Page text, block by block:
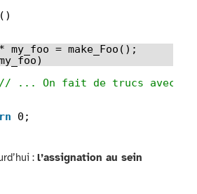
my_foo = make_Foo();
// ... On fait de trucs avec le
0;
:l’assignation au sein